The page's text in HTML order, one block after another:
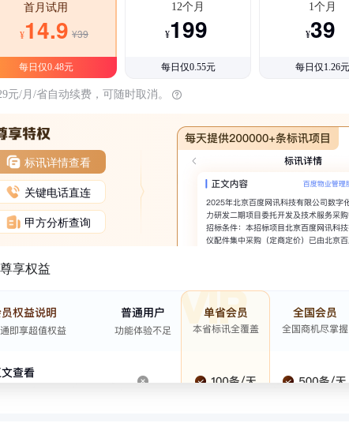
首月试用
¥14.9 ¥39
每日仅0.48元
12个月
¥199
每日仅0.55元
1个月
¥39
每日仅1.26元
元/月/省自动续费，可随时取消。
标讯详情查看
关键电话直连
甲方分析查询
享权益